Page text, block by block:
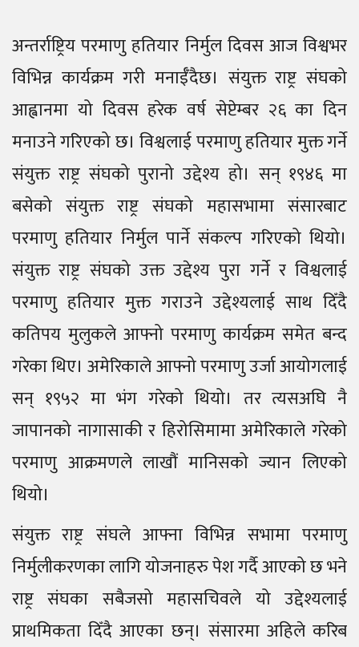
अन्तर्राष्ट्रिय परमाणु हतियार निर्मुल दिवस आज विश्वभर
विभिन्न कार्यक्रम गरी मनाईँदैछ। संयुक्त राष्ट्र संघको
आह्वानमा यो दिवस हरेक वर्ष सेप्टेम्बर २६ का दिन
मनाउने गरिएको छ। विश्वलाई परमाणु हतियार मुक्त गर्ने
संयुक्त राष्ट्र संघको पुरानो उद्देश्य हो। सन् १९४६ मा
बसेको संयुक्त राष्ट्र संघको महासभामा संसारबाट
परमाणु हतियार निर्मुल पार्ने संकल्प गरिएको थियो।
संयुक्त राष्ट्र संघको उक्त उद्देश्य पुरा गर्ने र विश्वलाई
परमाणु हतियार मुक्त गराउने उद्देश्यलाई साथ दिँदै
कतिपय मुलुकले आफ्नो परमाणु कार्यक्रम समेत बन्द
गरेका थिए। अमेरिकाले आफ्नो परमाणु उर्जा आयोगलाई
सन् १९५२ मा भंग गरेको थियो। तर त्यसअघि नै
जापानको नागासाकी र हिरोसिमामा अमेरिकाले गरेको
परमाणु आक्रमणले लाखौं मानिसको ज्यान लिएको
थियो।
संयुक्त राष्ट्र संघले आफ्ना विभिन्न सभामा परमाणु
निर्मुलीकरणका लागि योजनाहरु पेश गर्दै आएको छ भने
राष्ट्र संघका सबैजसो महासचिवले यो उद्देश्यलाई
प्राथमिकता दिँदै आएका छन्। संसारमा अहिले करिब